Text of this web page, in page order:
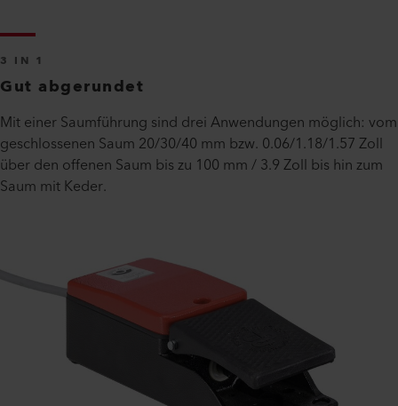
3 IN 1
Gut abgerundet
Mit einer Saumführung sind drei Anwendungen möglich: vom
geschlossenen Saum 20/30/40 mm bzw. 0.06/1.18/1.57 Zoll
über den offenen Saum bis zu 100 mm / 3.9 Zoll bis hin zum
Saum mit Keder.